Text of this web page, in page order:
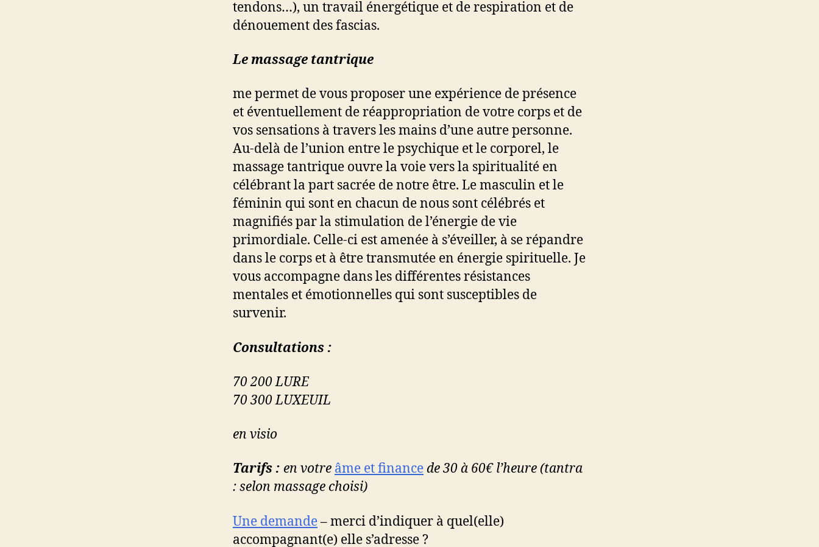
tendons…), un travail énergétique et de respiration et de
dénouement des fascias.
Le massage tantrique
me permet de vous proposer une expérience de présence
et éventuellement de réappropriation de votre corps et de
vos sensations à travers les mains d’une autre personne.
Au-delà de l’union entre le psychique et le corporel, le
massage tantrique ouvre la voie vers la spiritualité en
célébrant la part sacrée de notre être. Le masculin et le
féminin qui sont en chacun de nous sont célébrés et
magnifiés par la stimulation de l’énergie de vie
primordiale. Celle-­ci est amenée à s’éveiller, à se répandre
dans le corps et à être transmutée en énergie spirituelle. Je
vous accompagne dans les différentes résistances
mentales et émotionnelles qui sont susceptibles de
survenir.
Consultations :
70 200 LURE
70 300 LUXEUIL
en visio
Tarifs : en votre âme et finance de30 à 60€ l’heure (tantra
: selon massage choisi)
Une demande– merci d’indiquer à quel(elle)
accompagnant(e) elle s’adresse ?